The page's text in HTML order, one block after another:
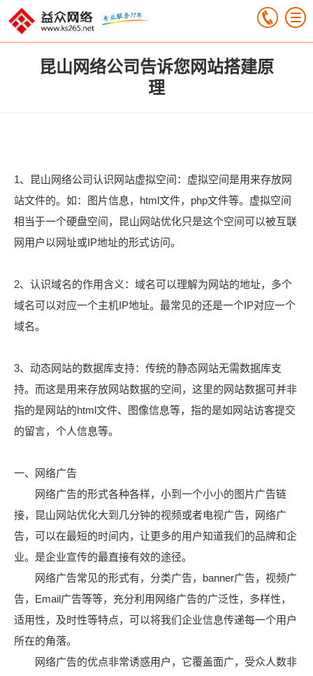
昆山网络公司告诉您网站搭建原
理
1、昆山网络公司认识网站虚拟空间：虚拟空间是用来存放网
站文件的。如：图片信息，html文件，php文件等。虚拟空间
相当于一个硬盘空间，昆山网站优化只是这个空间可以被互联
网用户以网址或IP地址的形式访问。
2、认识域名的作用含义：域名可以理解为网站的地址，多个
域名可以对应一个主机IP地址。最常见的还是一个IP对应一个
域名。
3、动态网站的数据库支持：传统的静态网站无需数据库支
持。而这是用来存放网站数据的空间，这里的网站数据可并非
指的是网站的html文件、图像信息等，指的是如网站访客提交
的留言，个人信息等。
一、网络广告
网络广告的形式各种各样，小到一个小小的图片广告链
接，昆山网站优化大到几分钟的视频或者电视广告，网络广
告，可以在最短的时间内，让更多的用户知道我们的品牌和企
业。是企业宣传的最直接有效的途径。
网络广告常见的形式有，分类广告，banner广告，视频广
告，Email广告等等，充分利用网络广告的广泛性，多样性，
适用性，及时性等特点，可以将我们企业信息传递每一个用户
所在的角落。
网络广告的优点非常诱惑用户，它覆盖面广，受众人数非